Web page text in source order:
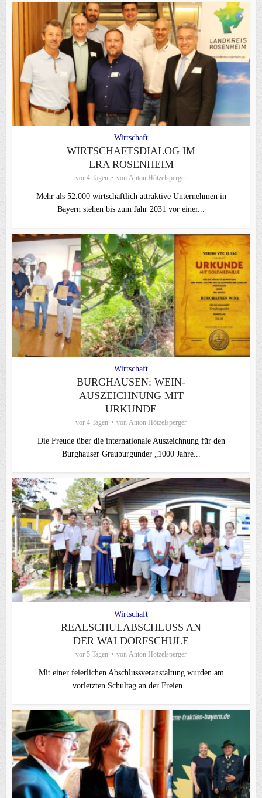
Wirtschaft
WIRTSCHAFTSDIALOG IM
LRA ROSENHEIM
vor 4 Tagen von Anton Hötzelsperger
Mehr als 52.000 wirtschaftlich attraktive Unternehmen in
Bayern stehen bis zum Jahr 2031 vor einer...
Wirtschaft
BURGHAUSEN: WEIN-
AUSZEICHNUNG MIT
URKUNDE
vor 4 Tagen von Anton Hötzelsperger
Die Freude über die internationale Auszeichnung für den
Burghauser Grauburgunder „1000 Jahre...
Wirtschaft
REALSCHULABSCHLUSS AN
DER WALDORFSCHULE
vor 5 Tagen von Anton Hötzelsperger
Mit einer feierlichen Abschlussveranstaltung wurden am
vorletzten Schultag an der Freien...